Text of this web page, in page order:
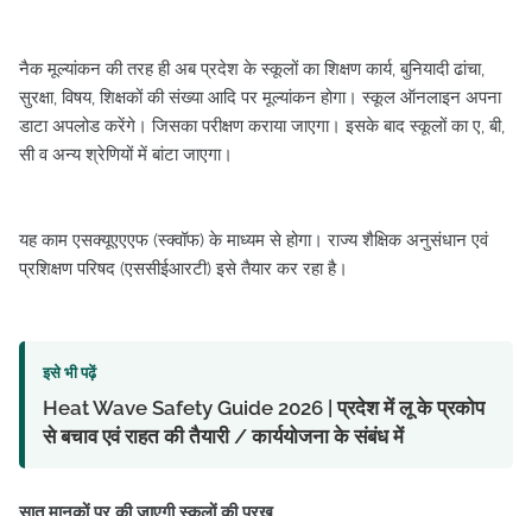
नैक मूल्यांकन की तरह ही अब प्रदेश के स्कूलों का शिक्षण कार्य, बुनियादी ढांचा,
सुरक्षा, विषय, शिक्षकों की संख्या आदि पर मूल्यांकन होगा। स्कूल ऑनलाइन अपना
डाटा अपलोड करेंगे। जिसका परीक्षण कराया जाएगा। इसके बाद स्कूलों का ए, बी,
सी व अन्य श्रेणियों में बांटा जाएगा।
यह काम एसक्यूएएएफ (स्क्वॉफ) के माध्यम से होगा। राज्य शैक्षिक अनुसंधान एवं
प्रशिक्षण परिषद (एससीईआरटी) इसे तैयार कर रहा है।
इसे भी पढ़ें
Heat Wave Safety Guide 2026 | प्रदेश में लू के प्रकोप
से बचाव एवं राहत की तैयारी / कार्ययोजना के संबंध में